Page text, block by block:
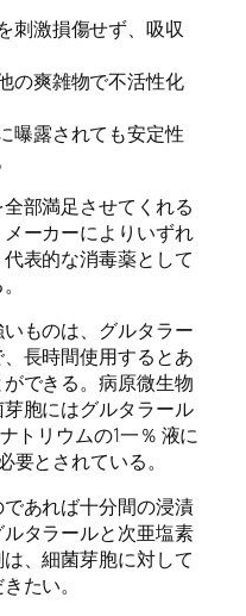
刺激損傷せず、吸収
の爽雑物で不活性化
曝露されても安定性
部満足させてくれる
ーカーによりいずれ
表的な消毒薬として
ものは、グルタラー
長時間使用するとあ
できる。病原微生物
胞にはグルタラール
トリウムの1一％ 液に
とされている。
あれば十分間の浸漬
タラールと次亜塩素
、細菌芽胞に対して
たい。